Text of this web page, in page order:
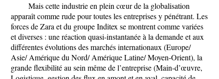
Mais cette industrie en plein cœur de la globalisation
apparaît comme rude pour toutes les entreprises y pénétrant. Les
forces de Zara et du groupe Inditex se montrent comme variées
et diverses : une réaction quasi-instantanée à la demande et aux
différentes évolutions des marchés internationaux (Europe/
Asie/ Amérique du Nord/ Amérique Latine/ Moyen-Orient), la
grande flexibilité au sein même de l’entreprise (Main-d’œuvre,